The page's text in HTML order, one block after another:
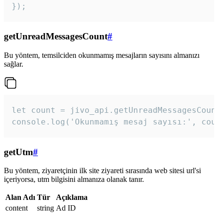
});
getUnreadMessagesCount#
Bu yöntem, temsilciden okunmamış mesajların sayısını almanızı
sağlar.
let count =
console.log('Okunmamış mesaj sayısı:',
getUtm#
Bu yöntem, ziyaretçinin ilk site ziyareti sırasında web sitesi url'si
içeriyorsa, utm bilgisini almanıza olanak tanır.
Alan Adı Tür
Açıklama
content
string Ad ID